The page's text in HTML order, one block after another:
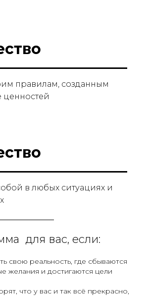
правилам, созданным
ценностей
в любых ситуациях и
для вас, если:
свою реальность, где сбываются
желания и достигаются цели
что у вас и так всё прекрасно,